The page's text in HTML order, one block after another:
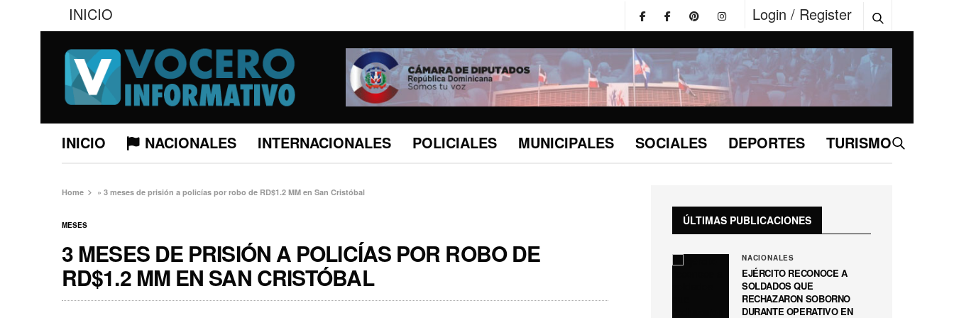
INICIO Login / Register
INICIO NACIONALES INTERNACIONALES POLICIALES MUNICIPALES SOCIALES DEPORTES TURISMO
Home »3 meses de prisión a policías por robo de RD$1.2 MM en San Cristóbal
MESES
3 MESES DE PRISIÓN A POLICÍAS POR ROBO DE
RD$1.2 MM EN SAN CRISTÓBAL
ÚLTIMAS PUBLICACIONES
NACIONALES
EJÉRCITO RECONOCE A
SOLDADOS QUE
RECHAZARON SOBORNO
DURANTE OPERATIVO EN